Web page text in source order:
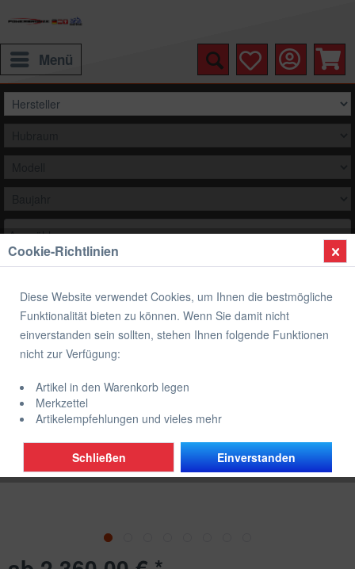
Menü
Auswählen
Kineo Drahtspeichenräder BMW R 1200 R
Cookie-Richtlinien
Diese Website verwendet Cookies, um Ihnen die bestmögliche
Funktionalität bieten zu können. Wenn Sie damit nicht
einverstanden sein sollten, stehen Ihnen folgende Funktionen
nicht zur Verfügung:
Artikel in den Warenkorb legen
Merkzettel
Artikelempfehlungen und vieles mehr
Einverstanden
Schließen